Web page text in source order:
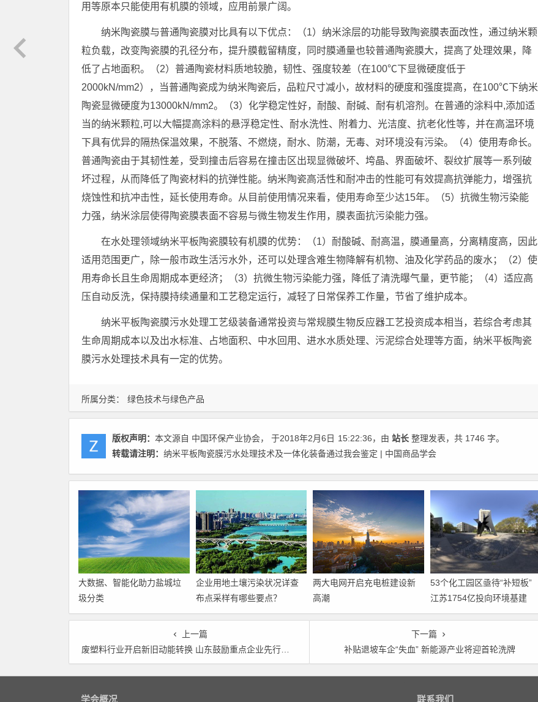
所属分类： 绿色技术与绿色产品
用等原本只能使用有机膜的领域，应用前景广阔。
纳米陶瓷膜与普通陶瓷膜对比具有以下优点：（1）纳米涂层的功能导致陶瓷膜表面改性，通过纳米颗
粒负载，改变陶瓷膜的孔径分布，提升膜截留精度，同时膜通量也较普通陶瓷膜大，提高了处理效果，降
低了占地面积。（2）普通陶瓷材料质地较脆，韧性、强度较差（在100℃下显微硬度低于
2000kN/mm2），当普通陶瓷成为纳米陶瓷后，品粒尺寸减小，故材料的硬度和强度提高，在100℃下纳米
陶瓷显微硬度为13000kN/mm2。（3）化学稳定性好，耐酸、耐碱、耐有机溶剂。在普通的涂料中,添加适
当的纳米颗粒,可以大幅提高涂料的悬浮稳定性、耐水洗性、附着力、光洁度、抗老化性等，并在高温环境
下具有优异的隔热保温效果，不脱落、不燃烧，耐水、防潮，无毒、对环境没有污染。（4）使用寿命长。
普通陶瓷由于其韧性差，受到撞击后容易在撞击区出现显微破坏、垮晶、界面破坏、裂纹扩展等一系列破
坏过程，从而降低了陶瓷材料的抗弹性能。纳米陶瓷高活性和耐冲击的性能可有效提高抗弹能力，增强抗
烧蚀性和抗冲击性，延长使用寿命。从目前使用情况来看，使用寿命至少达15年。（5）抗微生物污染能
力强，纳米涂层使得陶瓷膜表面不容易与微生物发生作用，膜表面抗污染能力强。
在水处理领域纳米平板陶瓷膜较有机膜的优势：（1）耐酸碱、耐高温，膜通量高，分离精度高，因此
适用范围更广，除一般市政生活污水外，还可以处理含难生物降解有机物、油及化学药品的废水；（2）使
用寿命长且生命周期成本更经济；（3）抗微生物污染能力强，降低了清洗曝气量，更节能；（4）适应高
压自动反洗，保持膜持续通量和工艺稳定运行，减轻了日常保养工作量，节省了维护成本。
纳米平板陶瓷膜污水处理工艺级装备通常投资与常规膜生物反应器工艺投资成本相当，若综合考虑其
生命周期成本以及出水标准、占地面积、中水回用、进水水质处理、污泥综合处理等方面，纳米平板陶瓷
膜污水处理技术具有一定的优势。
版权声明： 本文源自 中国环保产业协会， 于2018年2月6日 15:22:36，由 站长 整理发表，共 1746 字。
转载请注明： 纳米平板陶瓷膜污水处理技术及一体化装备通过我会鉴定 | 中国商品学会
大数据、智能化助力盐城垃
圾分类
企业用地土壤污染状况详查
布点采样有哪些要点？
两大电网开启充电桩建设新
高潮
53个化工园区亟待“补短板”
江苏1754亿投向环境基建
上一篇
废塑料行业开启新旧动能转换 山东鼓励重点企业先行先试建设回收利用体系，高值化发展是趋势
下一篇
补贴退坡车企“失血” 新能源产业将迎首轮洗牌
学会概况 联系我们